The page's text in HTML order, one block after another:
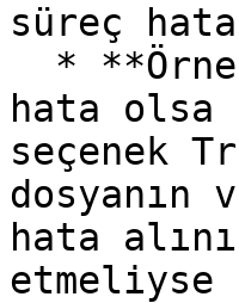
süreç
hata olsa
seçenek
hata